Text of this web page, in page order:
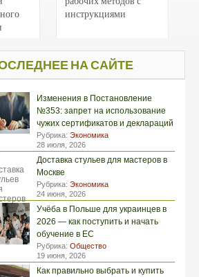
инструкциями
НА САЙТЕ
Изменения в Постановление
№353: запрет на использование
чужих сертификатов и деклараций
Рубрика: Экономика
28 июля, 2026
Доставка стульев для мастеров в
Москве
Рубрика: Экономика
24 июня, 2026
Учёба в Польше для украинцев в
2026 — как поступить и начать
обучение в ЕС
Рубрика: Общество
19 июня, 2026
Как правильно выбрать и купить